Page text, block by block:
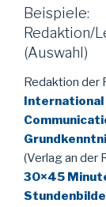
Beispiele:
Redaktion/
(Auswahl)
Redaktion der
(Verlag an der
30×45